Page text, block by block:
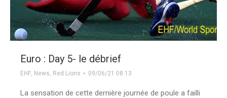
Euro : Day 5- le débrief
EHF, News, Red Lions 09/06/21 08:13
La sensation de cette dernière journée de poule a failli